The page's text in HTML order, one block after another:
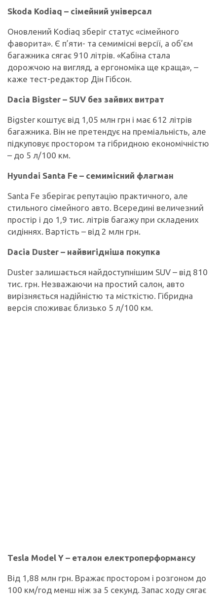
Skoda Kodiaq – сімейний універсал
Оновлений Kodiaq зберіг статус «сімейного
фаворита». Є п’яти- та семимісні версії, а об’єм
багажника сягає 910 літрів. «Кабіна стала
дорожчою на вигляд, а ергономіка ще краща», –
каже тест-редактор Дін Гібсон.
Dacia Bigster – SUV без зайвих витрат
Bigster коштує від 1,05 млн грн і має 612 літрів
багажника. Він не претендує на преміальність, але
підкуповує простором та гібридною економічністю
– до 5 л/100 км.
Hyundai Santa Fe – семимісний флагман
Santa Fe зберігає репутацію практичного, але
стильного сімейного авто. Всередині величезний
простір і до 1,9 тис. літрів багажу при складених
сидіннях. Вартість – від 2 млн грн.
Dacia Duster – найвигідніша покупка
Duster залишається найдоступнішим SUV – від 810
тис. грн. Незважаючи на простий салон, авто
вирізняється надійністю та місткістю. Гібридна
версія споживає близько 5 л/100 км.
Tesla Model Y – еталон електроперформансу
Від 1,88 млн грн. Вражає простором і розгоном до
100 км/год менш ніж за 5 секунд. Запас ходу сягає